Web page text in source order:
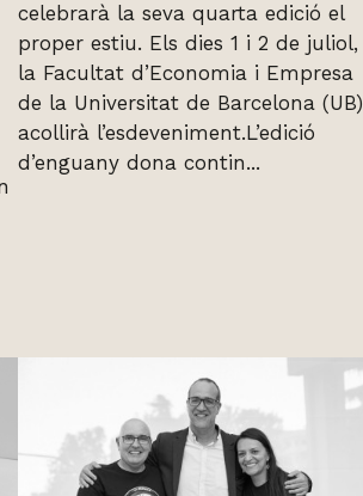
celebrarà la seva quarta edició el
proper estiu. Els dies 1 i 2 de juliol,
la Facultat d’Economia i Empresa
de la Universitat de Barcelona (UB)
acollirà l’esdeveniment.L’edició
d’enguany dona contin...